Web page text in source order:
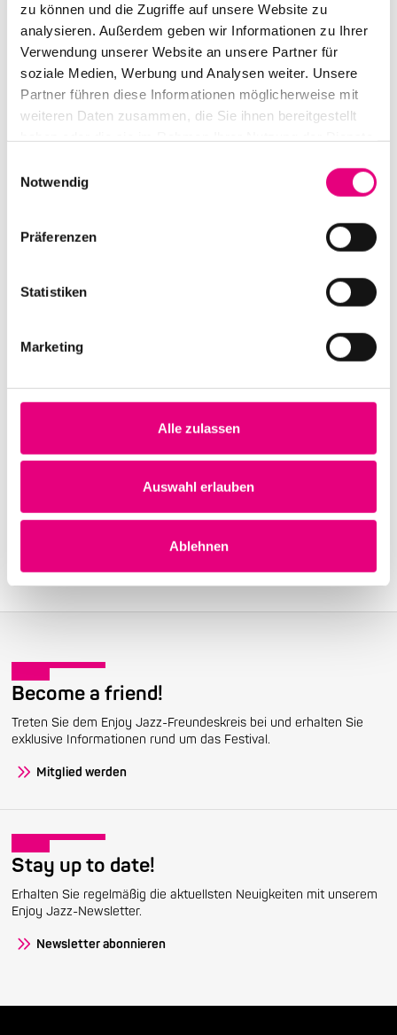
zu können und die Zugriffe auf unsere Website zu
analysieren. Außerdem geben wir Informationen zu Ihrer
Verwendung unserer Website an unsere Partner für
soziale Medien, Werbung und Analysen weiter. Unsere
Partner führen diese Informationen möglicherweise mit
weiteren Daten zusammen, die Sie ihnen bereitgestellt
Notwendig
Präferenzen
Statistiken
Marketing
Alle zulassen
Auswahl erlauben
Ablehnen
Zum Programm
Become a friend!
Treten Sie dem Enjoy Jazz-Freundeskreis bei und erhalten Sie
exklusive Informationen rund um das Festival.
Mitglied werden
Stay up to date!
Erhalten Sie regelmäßig die aktuellsten Neuigkeiten mit unserem
Enjoy Jazz-Newsletter.
Newsletter abonnieren